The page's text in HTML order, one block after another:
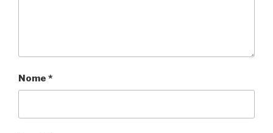
Nome *